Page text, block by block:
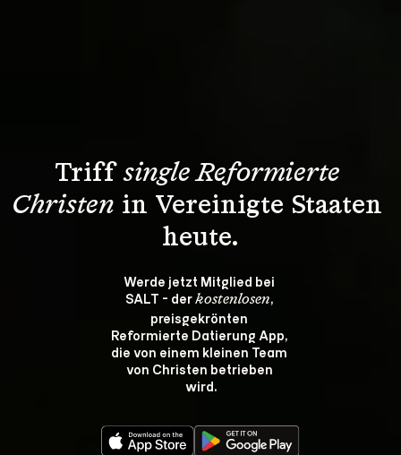
Triff single Reformierte
Christen in Vereinigte Staaten
heute.
Werde jetzt Mitglied bei
SALT - der kostenlosen,
preisgekrönten
Reformierte Datierung App,
die von einem kleinen Team
von Christen betrieben
wird.